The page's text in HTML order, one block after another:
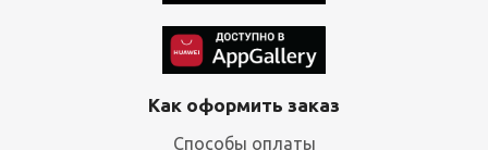
Как оформить заказ
Способы оплаты